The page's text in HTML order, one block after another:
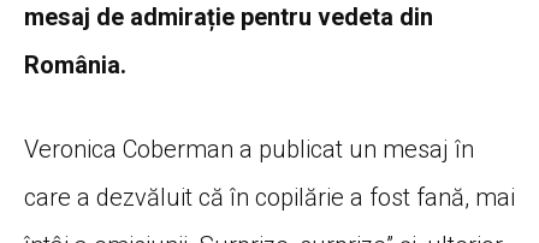
mesaj de admirație pentru vedeta din
România.
Veronica Coberman a publicat un mesaj în
care a dezvăluit că în copilărie a fost fană, mai